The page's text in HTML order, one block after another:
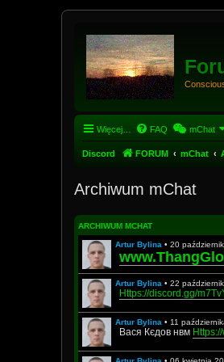
Więcej… FAQ mChat
Discord FORUM mChat
Archiwum mChat
ARCHIWUM MCHAT
Artur Bylina • 20
Artur Bylina • 22
Https://discord.gg/
Artur Bylina • 11
Вася Кєдов нвм